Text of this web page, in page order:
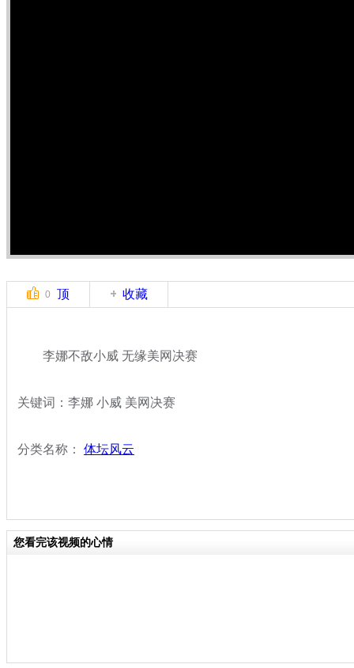
0 顶 收藏
李娜不敌小威 无缘美网决赛
关键词：李娜 小威 美网决赛
分类名称： 体坛风云
您看完该视频的心情